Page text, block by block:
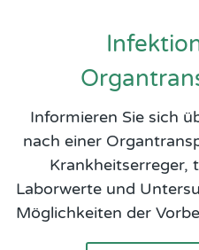
Informieren Sie sich
nach einer
Krankheitserreger,
Laborwerte und
Möglichkeiten der